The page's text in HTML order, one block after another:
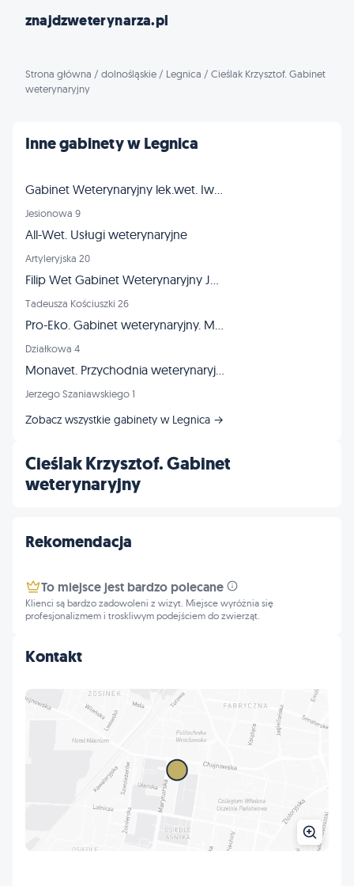
znajdzweterynarza.pl
Strona główna / dolnośląskie / Legnica / Cieślak Krzysztof. Gabinet
weterynaryjny
Cieślak Krzysztof. Gabinet
weterynaryjny
Kontakt
Inne gabinety w Legnica
Gabinet Weterynaryjny lek.wet. Iwona Stolarska
Jesionowa 9
All-Wet. Usługi weterynaryjne
Artyleryjska 20
Filip Wet Gabinet Weterynaryjny Jacek Filipowski
Tadeusza Kościuszki 26
Pro-Eko. Gabinet weterynaryjny. Madejek-Garstka E., Garstka Z.
Działkowa 4
Monavet. Przychodnia weterynaryjna. Mierzwa M., lek. wet.
Jerzego Szaniawskiego 1
Zobacz wszystkie gabinety w Legnica →
Rekomendacja
To miejsce jest bardzo polecane
Klienci są bardzo zadowoleni z wizyt. Miejsce wyróżnia się
profesjonalizmem i troskliwym podejściem do zwierząt.